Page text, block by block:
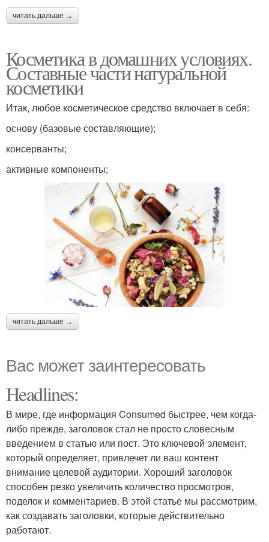
читать дальше →
Косметика в домашних условиях.
Составные части натуральной
косметики
Итак, любое косметическое средство включает в себя:
основу (базовые составляющие);
консерванты;
активные компоненты;
читать дальше →
Вас может заинтересовать
Headlines:
В мире, где информация Consumed быстрее, чем когда-
либо прежде, заголовок стал не просто словесным
введением в статью или пост. Это ключевой элемент,
который определяет, привлечет ли ваш контент
внимание целевой аудитории. Хороший заголовок
способен резко увеличить количество просмотров,
поделок и комментариев. В этой статье мы рассмотрим,
как создавать заголовки, которые действительно
работают.